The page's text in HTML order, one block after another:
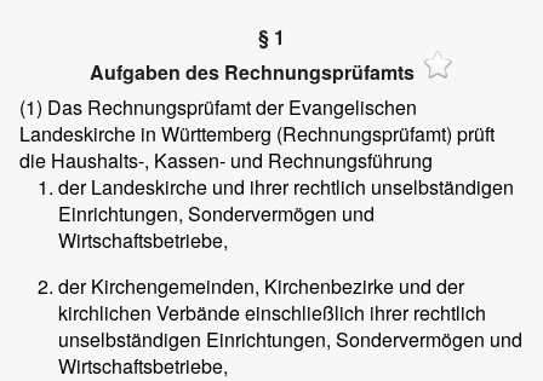
§ 1
Aufgaben des Rechnungsprüfamts
(1) Das Rechnungsprüfamt der Evangelischen
Landeskirche in Württemberg (Rechnungsprüfamt) prüft
die Haushalts-, Kassen- und Rechnungsführung
der Landeskirche und ihrer rechtlich unselbständigen
Einrichtungen, Sondervermögen und
Wirtschaftsbetriebe,
der Kirchengemeinden, Kirchenbezirke und der
kirchlichen Verbände einschließlich ihrer rechtlich
unselbständigen Einrichtungen, Sondervermögen und
Wirtschaftsbetriebe,